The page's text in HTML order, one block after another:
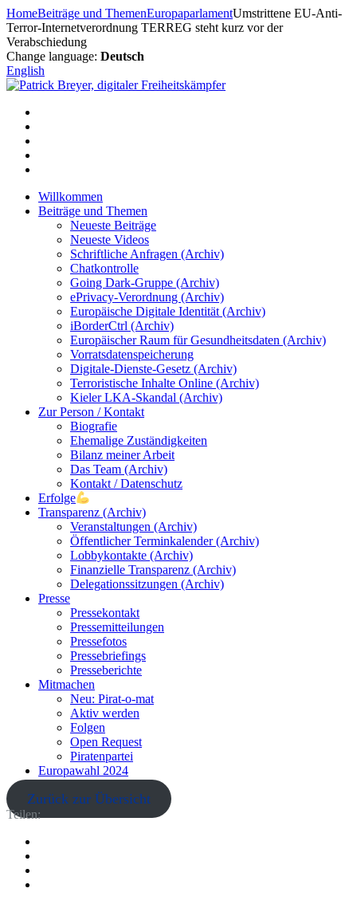
Zum
Inhalt
springen
HomeBeiträge und ThemenEuropaparlamentUmstrittene EU-Anti-
Terror-Internetverordnung TERREG steht kurz vor der
Verabschiedung
Change language: Deutsch
English
Willkommen
Beiträge und Themen
Neueste Beiträge
Neueste Videos
Schriftliche Anfragen (Archiv)
Chatkontrolle
Going Dark-Gruppe (Archiv)
ePrivacy-Verordnung (Archiv)
Europäische Digitale Identität (Archiv)
iBorderCtrl (Archiv)
Europäischer Raum für Gesundheitsdaten (Archiv)
Vorratsdatenspeicherung
Digitale-Dienste-Gesetz (Archiv)
Terroristische Inhalte Online (Archiv)
Kieler LKA-Skandal (Archiv)
Zur Person / Kontakt
Biografie
Ehemalige Zuständigkeiten
Bilanz meiner Arbeit
Das Team (Archiv)
Kontakt / Datenschutz
Erfolge
Transparenz (Archiv)
Veranstaltungen (Archiv)
Öffentlicher Terminkalender (Archiv)
Lobbykontakte (Archiv)
Finanzielle Transparenz (Archiv)
Delegationssitzungen (Archiv)
Presse
Pressekontakt
Pressemitteilungen
Pressefotos
Pressebriefings
Presseberichte
Mitmachen
Neu: Pirat-o-mat
Aktiv werden
Folgen
Open Request
Piratenpartei
Europawahl 2024
Zurück zur Übersicht
Teilen: